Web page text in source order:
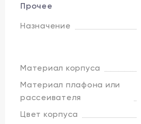
Прочее
Назначение
Материал корпуса
Материал плафона или
рассеивателя
Цвет корпуса